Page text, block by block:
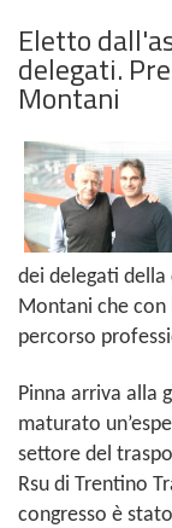
Eletto
delegati.
Montani
dei delegati
Montani che con
percorso
Pinna arriva alla
maturato
settore del
Rsu di Trentino
congresso è